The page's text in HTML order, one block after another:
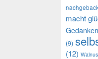
macht
Gedanken
(9)
(12)